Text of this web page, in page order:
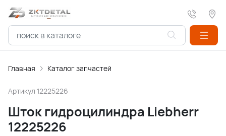
Главная Каталог запчастей
Артикул 12225226
Шток гидроцилиндра Liebherr
12225226